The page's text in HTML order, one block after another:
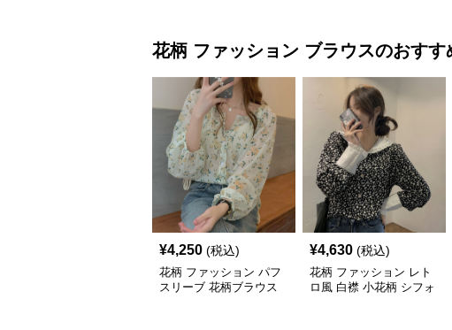
花柄 ファッション ブラウスのおすす
¥4,250 (税込)
花柄 ファッション パフ
スリーブ 花柄ブラウス
¥4,630 (税込)
花柄 ファッション レト
ロ風 白襟 小花柄 シフォ